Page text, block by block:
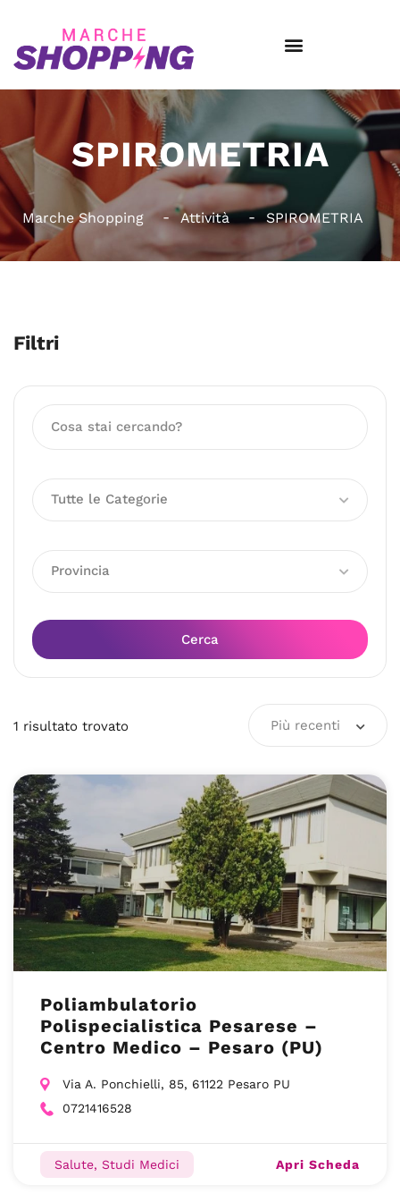
SPIROMETRIA
Marche Shopping Attività SPIROMETRIA
Filtri
Tutte le Categorie
Provincia
Cerca
1 risultato trovato Più recenti
Poliambulatorio
Polispecialistica Pesarese –
Centro Medico – Pesaro (PU)
Via A. Ponchielli, 85, 61122 Pesaro PU
0721416528
Salute, Studi Medici Apri Scheda